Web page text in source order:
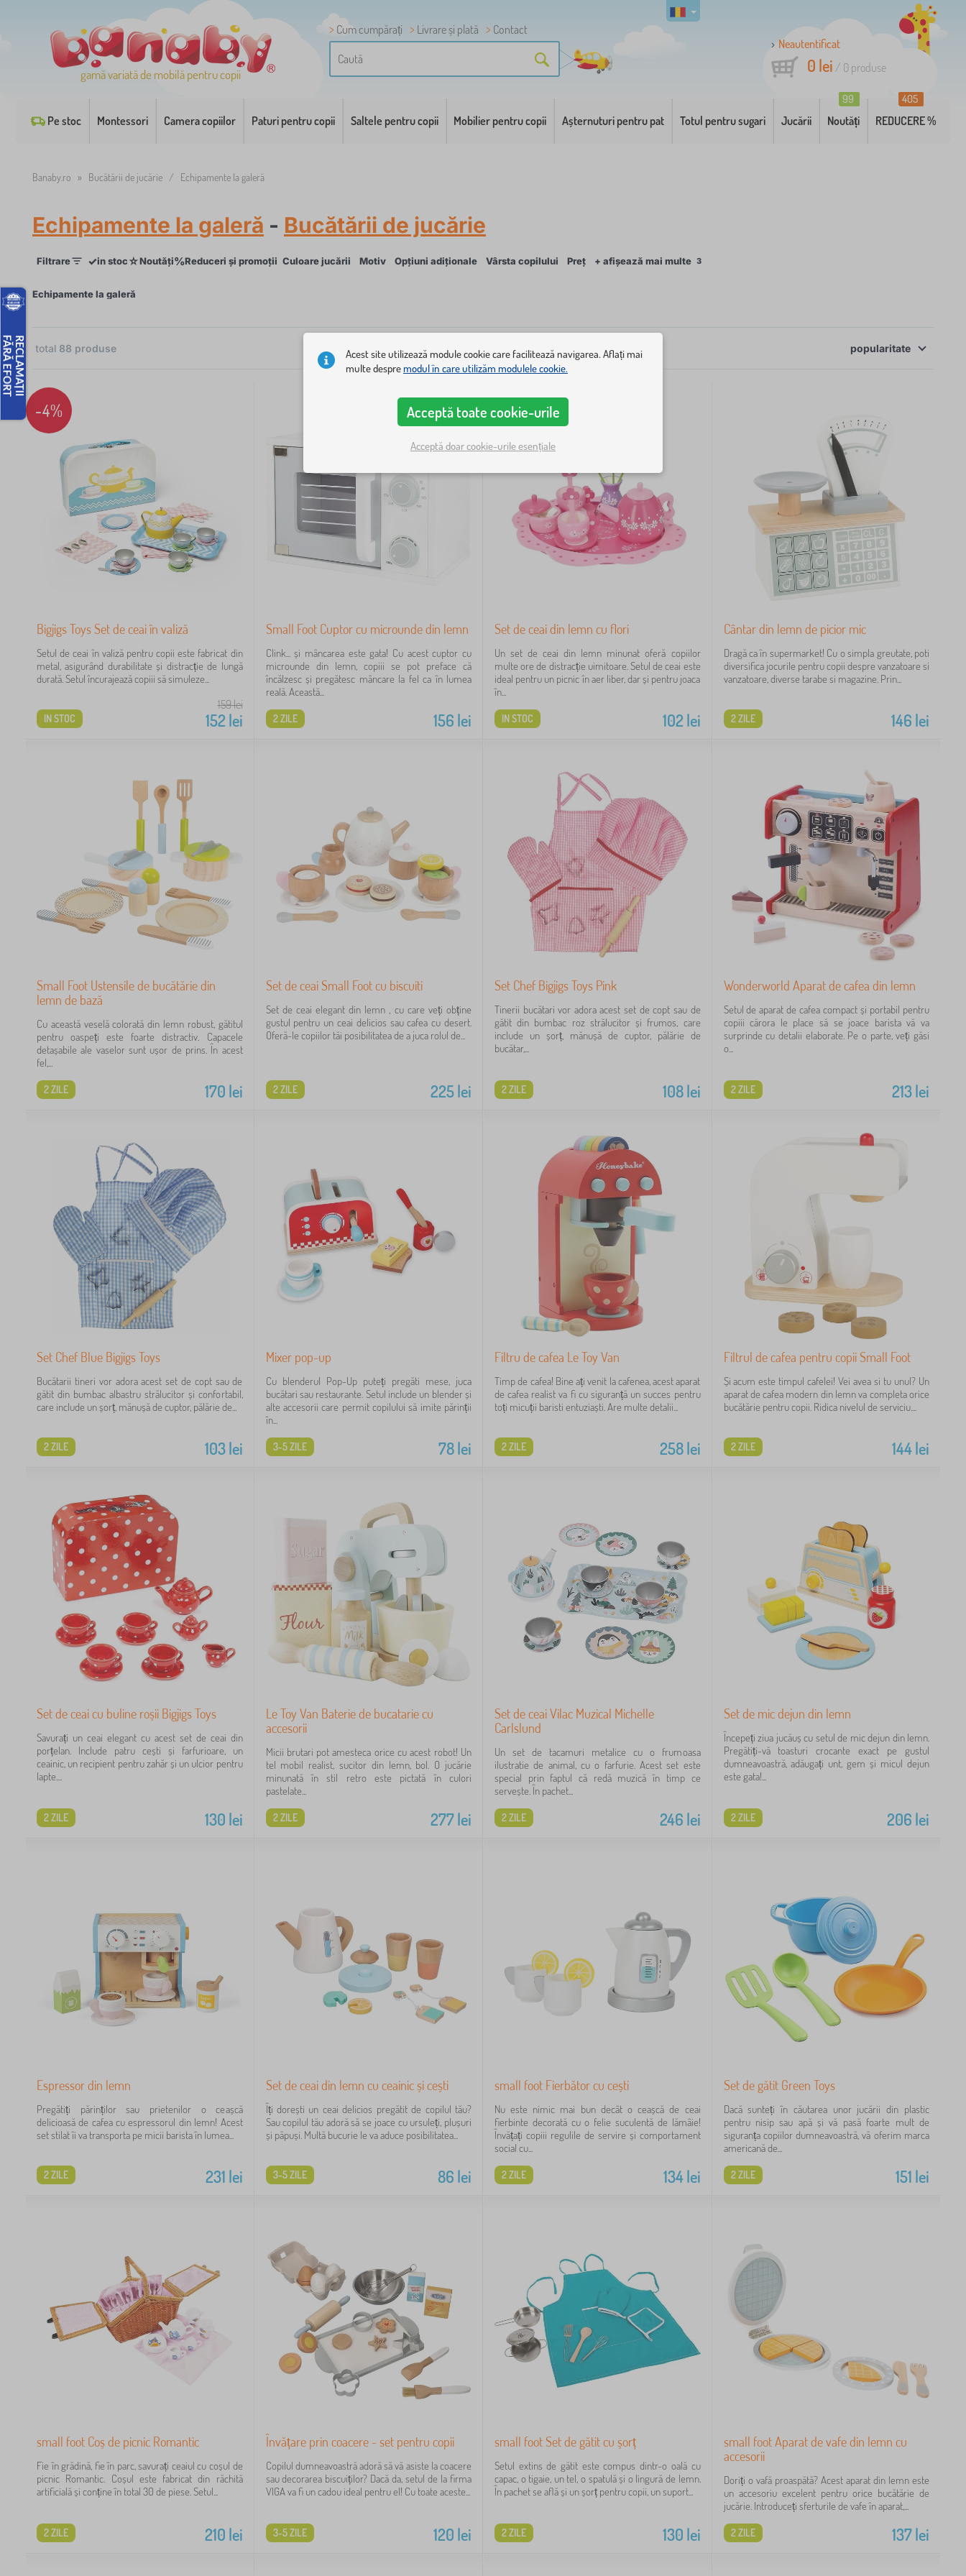
gamă variată de mobilă pentru copii
Cum cumpărați Livrare și plată
Contact
Neautentificat
0 lei / 0 produse
Pe stoc Montessori Camera copiilor Paturi pentru copii Saltele pentru copii Mobilier pentru copii Așternuturi pentru pat Totul pentru sugari Jucării Noutăți
99
REDUCERE %
405
Banaby.ro » Bucătării de jucărie / Echipamente la galeră
Echipamente la galeră - Bucătării de jucărie
Filtrare ✓in stoc☆Noutăți%Reduceri și promoții Culoare jucării Motiv Opțiuni adiționale Vârsta copilului Preț + afișează mai multe 3
2
Echipamente la galeră
total 88 produse
popularitate
-4%
Bigjigs Toys Set de ceai în valiză
Setul de ceai în valiză pentru copii este fabricat din
metal, asigurând durabilitate și distracție de lungă
durată. Setul încurajează copiii să simuleze...
159lei
152 lei
IN STOC
Small Foot Cuptor cu microunde din lemn
Clink... și mâncarea este gata! Cu acest cuptor cu
microunde din lemn, copiii se pot preface că
încălzesc și pregătesc mâncare la fel ca în lumea
reală. Această...
156 lei
2 ZILE
Set de ceai din lemn cu flori
Un set de ceai din lemn minunat oferă copiilor
multe ore de distracție uimitoare. Setul de ceai este
ideal pentru un picnic în aer liber, dar și pentru joaca
în...
102 lei
IN STOC
Cântar din lemn de picior mic
Dragă ca în supermarket! Cu o simpla greutate, poti
diversifica jocurile pentru copii despre vanzatoare si
vanzatoare, diverse tarabe si magazine. Prin...
146 lei
2 ZILE
Small Foot Ustensile de bucătărie din
lemn de bază
Cu această veselă colorată din lemn robust, gătitul
pentru oaspeți este foarte distractiv. Capacele
detașabile ale vaselor sunt ușor de prins. În acest
fel,...
170 lei
2 ZILE
Set de ceai Small Foot cu biscuiti
Set de ceai elegant din lemn , cu care veți obține
gustul pentru un ceai delicios sau cafea cu desert.
Oferă-le copiilor tăi posibilitatea de a juca rolul de...
225lei
2 ZILE
Set Chef Bigjigs Toys Pink
Tinerii bucătari vor adora acest set de copt sau de
gătit din bumbac roz strălucitor și frumos, care
include un șorț, mănușă de cuptor, pălărie de
bucătar,...
108lei
2 ZILE
Wonderworld Aparat de cafea din lemn
Setul de aparat de cafea compact și portabil pentru
copiii cărora le place să se joace barista vă va
surprinde cu detalii elaborate. Pe o parte, veți găsi
o...
213lei
2 ZILE
Set Chef Blue Bigjigs Toys
Bucătarii tineri vor adora acest set de copt sau de
gătit din bumbac albastru strălucitor și confortabil,
care include un șorț, mănușă de cuptor, pălărie de...
103lei
2 ZILE
Mixer pop-up
Cu blenderul Pop-Up puteți pregăti mese, juca
bucătari sau restaurante. Setul include un blender și
alte accesorii care permit copilului să imite părinții
în...
78lei
3-5 ZILE
Filtru de cafea Le Toy Van
Timp de cafea! Bine ați venit la cafenea, acest aparat
de cafea realist va fi cu siguranță un succes pentru
toți micuții baristi entuziaști. Are multe detalii...
258lei
2 ZILE
Filtrul de cafea pentru copii Small Foot
Și acum este timpul cafelei! Vei avea si tu unul? Un
aparat de cafea modern din lemn va completa orice
bucătărie pentru copii. Ridica nivelul de serviciu....
144lei
2 ZILE
Set de ceai cu buline roșii Bigjigs Toys
Savurați un ceai elegant cu acest set de ceai din
porțelan. Include patru cești și farfurioare, un
ceainic, un recipient pentru zahăr și un ulcior pentru
lapte....
130 lei
2 ZILE
Le Toy Van Baterie de bucatarie cu
accesorii
Micii brutari pot amesteca orice cu acest robot! Un
tel mobil realist, sucitor din lemn, bol. O jucărie
minunată în stil retro este pictată în culori
pastelate...
277lei
2 ZILE
Set de ceai Vilac Muzical Michelle
Carlslund
Un set de tacamuri metalice cu o frumoasa
ilustratie de animal, cu o farfurie. Acest set este
special prin faptul că redă muzică în timp ce
servește. În pachet...
246 lei
2 ZILE
Set de mic dejun din lemn
Începeți ziua jucăuș cu setul de mic dejun din lemn.
Pregătiți-vă toasturi crocante exact pe gustul
dumneavoastră, adăugați unt, gem și micul dejun
este gata!...
206 lei
2 ZILE
Espressor din lemn
Pregătiți părinților sau prietenilor o ceașcă
delicioasă de cafea cu espressorul din lemn! Acest
set stilat îi va transporta pe micii barista în lumea...
231 lei
2 ZILE
Set de ceai din lemn cu ceainic și cești
Îți dorești un ceai delicios pregătit de copilul tău?
Sau copilul tău adoră să se joace cu ursuleți, plușuri
și păpuși. Multă bucurie le va aduce posibilitatea...
86 lei
3-5 ZILE
small foot Fierbător cu cești
Nu este nimic mai bun decât o ceașcă de ceai
fierbinte decorată cu o felie suculentă de lămâie!
Învățați copiii regulile de servire și comportament
social cu...
134lei
2 ZILE
Set de gătit Green Toys
Dacă sunteți în căutarea unor jucării din plastic
pentru nisip sau apă și vă pasă foarte mult de
siguranța copiilor dumneavoastră, vă oferim marca
americană de...
151 lei
2 ZILE
small foot Coș de picnic Romantic
Fie în grădină, fie în parc, savurați ceaiul cu coșul de
picnic Romantic. Coșul este fabricat din răchită
artificială și conține în total 30 de piese. Setul...
210 lei
2 ZILE
Învățare prin coacere - set pentru copii
Copilul dumneavoastră adoră să vă asiste la coacere
sau decorarea biscuiților? Dacă da, setul de la firma
VIGA va fi un cadou ideal pentru el! Cu toate aceste...
120 lei
3-5 ZILE
small foot Set de gătit cu șorț
Setul extins de gătit este compus dintr-o oală cu
capac, o tigaie, un tel, o spatulă și o lingură de lemn.
În pachet se află și un șorț pentru copii, un suport...
130 lei
2 ZILE
small foot Aparat de vafe din lemn cu
accesorii
Doriți o vafă proaspătă? Acest aparat din lemn este
un accesoriu excelent pentru orice bucătărie de
jucărie. Introduceți sferturile de vafe în aparat,...
137lei
2 ZILE
Acest site utilizează module cookie care facilitează navigarea. Aflați mai
multe despremodul în care utilizăm modulele cookie.
Acceptă toate cookie-urile
Acceptă doar cookie-urile esențiale